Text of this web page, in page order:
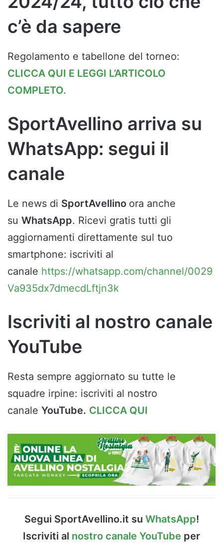
c’è da sapere
Regolamento e tabellone del torneo:
CLICCA QUI E LEGGI L’ARTICOLO
COMPLETO.
SportAvellino arriva su
WhatsApp: segui il
canale
Le news di SportAvellino ora anche
su WhatsApp. Ricevi gratis tutti gli
aggiornamenti direttamente sul tuo
smartphone: iscriviti al
canale https://whatsapp.com/channel/0029
Va935dx7dmecdLftjn3k
Iscriviti al nostro canale
YouTube
Resta sempre aggiornato su tutte le
squadre irpine: iscriviti al nostro
canale YouTube. CLICCA QUI
Segui SportAvellino.it su WhatsApp!
Iscriviti al nostro canale YouTube per